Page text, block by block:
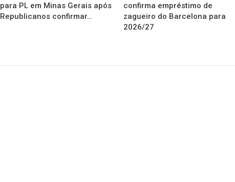
para PL em Minas Gerais após
Republicanos confirmar…
confirma empréstimo de
zagueiro do Barcelona para
2026/27